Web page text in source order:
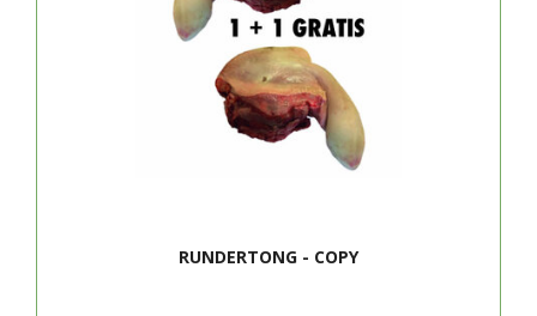
RUNDERTONG - COPY